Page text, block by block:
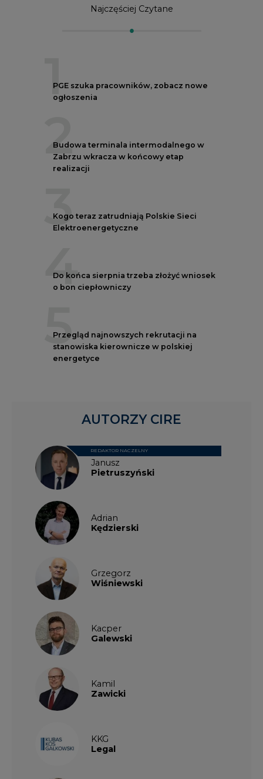
Najczęściej Czytane
1
PGE szuka pracowników, zobacz nowe
ogłoszenia
2
Budowa terminala intermodalnego w
Zabrzu wkracza w końcowy etap
realizacji
3
Kogo teraz zatrudniają Polskie Sieci
Elektroenergetyczne
4
Do końca sierpnia trzeba złożyć wniosek
o bon ciepłowniczy
5
Przegląd najnowszych rekrutacji na
stanowiska kierownicze w polskiej
energetyce
Janusz
Pietruszyński
REDAKTOR NACZELNY
Adrian
Kędzierski
Grzegorz
Wiśniewski
Kacper
Galewski
Kamil
Zawicki
KKG
Legal
AUTORZY CIRE